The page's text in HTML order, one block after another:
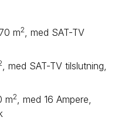
m2, med SAT-TV
, med SAT-TV tilslutning,
m2, med 16 Ampere,